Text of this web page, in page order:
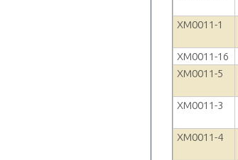
XM0011-1
XM0011-16
XM0011-5
XM0011-3
XM0011-4